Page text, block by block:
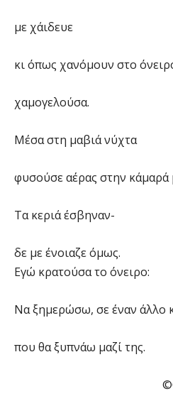
με χάιδευε
κι όπως χανόμουν στο
χαμογελούσα.
Μέσα στη μαβιά νύχτα
φυσούσε αέρας στην κάμαρά
Τα κεριά έσβηναν-
δε με ένοιαζε όμως.
Εγώ κρατούσα το όνειρο:
Να ξημερώσω, σε έναν άλλο
που θα ξυπνάω μαζί της.